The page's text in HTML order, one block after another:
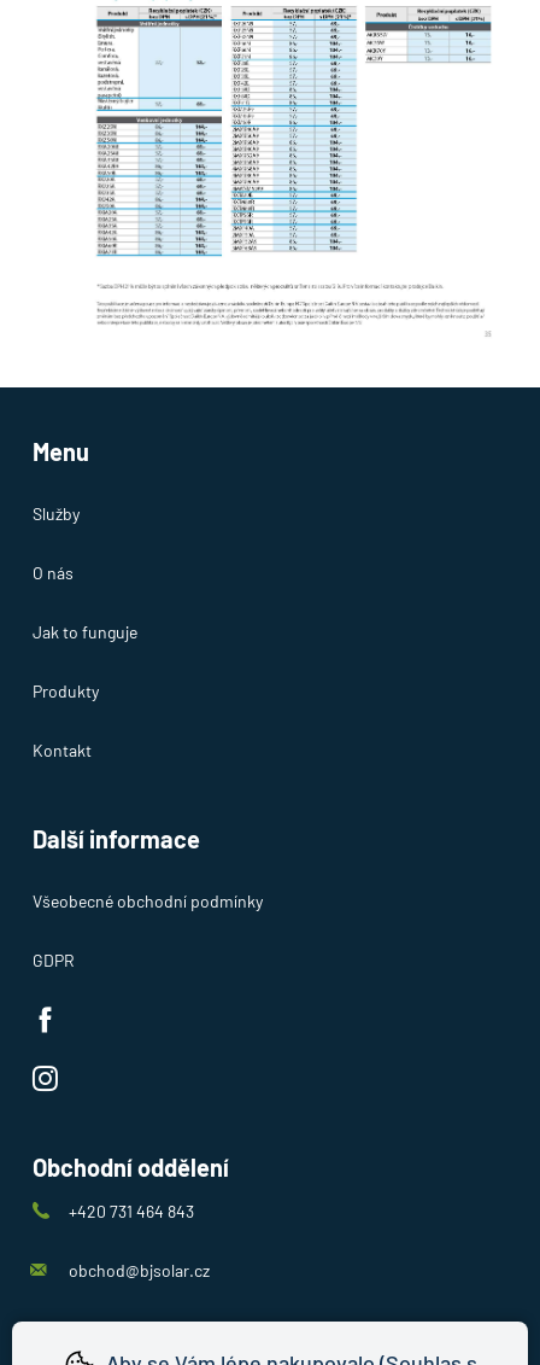
Menu
Služby
O nás
Jak to funguje
Produkty
Kontakt
Další informace
Všeobecné obchodní podmínky
GDPR
Obchodní oddělení
+420 731 464 843
obchod@bjsolar.cz